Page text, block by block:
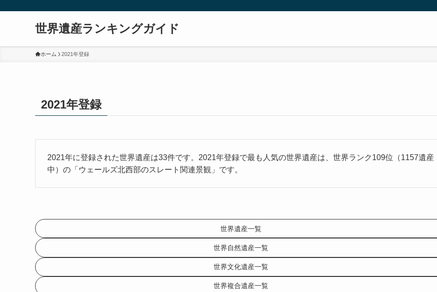
世界遺産ランキングガイド
ホーム 2021年登録
2021年登録
2021年に登録された世界遺産は33件です。2021年登録で最も人気の世界遺産は、世界ランク109位（1157遺産
中）の「ウェールズ北西部のスレート関連景観」です。
世界遺産一覧
世界自然遺産一覧
世界文化遺産一覧
世界複合遺産一覧